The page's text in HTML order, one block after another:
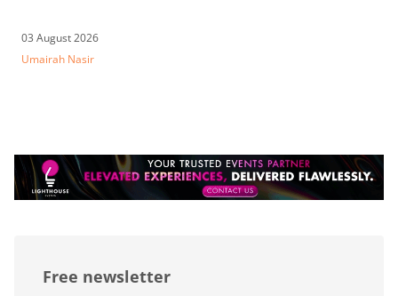
03 August 2026
Umairah Nasir
Free newsletter